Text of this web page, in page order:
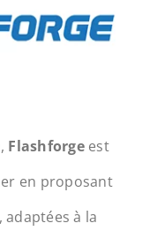
Flashforgeest
en proposant
à la